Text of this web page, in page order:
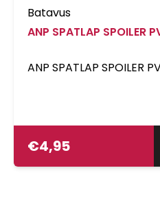
Batavus
ANP SPATLAP SPOILER
ANP SPATLAP SPOILER
€4,95